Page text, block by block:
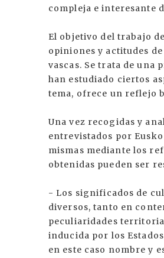
compleja e interesante
El objetivo del trabajo
opiniones y actitudes
vascas. Se trata de una
han estudiado ciertos
tema, ofrece un reflejo
Una vez recogidas y
entrevistados por
mismas mediante los
obtenidas pueden ser
- Los significados de
diversos, tanto en
peculiaridades
inducida por los
en este caso nombre y